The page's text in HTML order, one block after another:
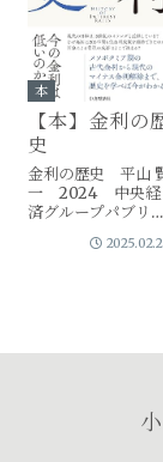
本
【本】金利の
史
金利の歴史 平山
一 2024 中央経
済グループパブリッ
チーフ・ストラテ